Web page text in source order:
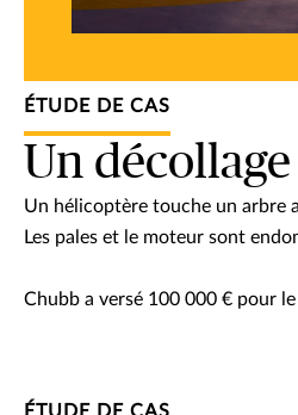
ÉTUDE DE CAS
Un
Un hélicoptère touche un arbre
Les pales et le moteur sont
Chubb a versé 100 000 € pour le
ÉTUDE DE CAS